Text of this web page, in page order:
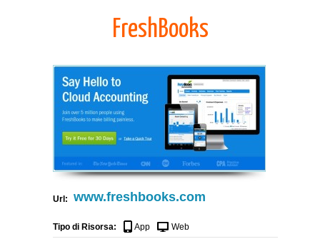
FreshBooks
Url: www.freshbooks.com
Tipo di Risorsa: App Web